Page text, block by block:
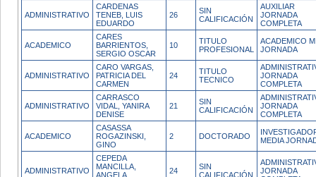
ADMINISTRATIVO
CARDENAS
TENEB, LUIS
EDUARDO
26
SIN
CALIFICACIÓN
AUXILIAR
JORNADA
COMPLETA
ACADEMICO
CARES
BARRIENTOS,
SERGIO OSCAR
10
TITULO
PROFESIONAL
ACADEMICO
JORNADA
ADMINISTRATIVO
CARO VARGAS,
PATRICIA DEL
CARMEN
24
TITULO
TECNICO
JORNADA
COMPLETA
ADMINISTRATIVO
CARRASCO
VIDAL, YANIRA
DENISE
21
SIN
CALIFICACIÓN
JORNADA
COMPLETA
ACADEMICO
CASASSA
ROGAZINSKI,
GINO
2 DOCTORADO
MEDIA
ADMINISTRATIVO
CEPEDA
MANCILLA,
ANGELA
24
SIN
CALIFICACIÓN
JORNADA